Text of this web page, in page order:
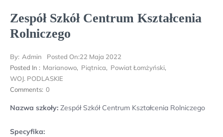
Zespół Szkół Centrum Kształcenia
Rolniczego
By: Admin Posted On:22 Maja 2022
Posted In : Marianowo, Piątnica, Powiat Łomżyński,
WOJ. PODLASKIE
Comments: 0
Nazwa szkoły: Zespół Szkół Centrum Kształcenia Rolniczego
Specyfika: